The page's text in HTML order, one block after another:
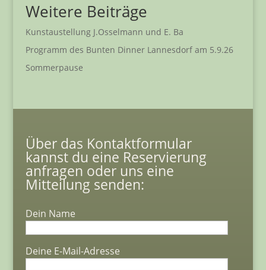
Weitere Beiträge
Kunstaustellung J.Osselmann und E. Ba
Programm des Bunten Dinner Lannesdorf am 5.9.26
Sommerpause
Über das Kontaktformular
kannst du eine Reservierung
anfragen oder uns eine
Mitteilung senden:
Dein Name
Deine E-Mail-Adresse